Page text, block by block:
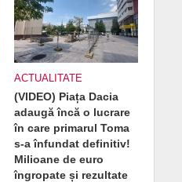
ACTUALITATE
(VIDEO) Piața Dacia
adaugă încă o lucrare
în care primarul Toma
s-a înfundat definitiv!
Milioane de euro
îngropate și rezultate